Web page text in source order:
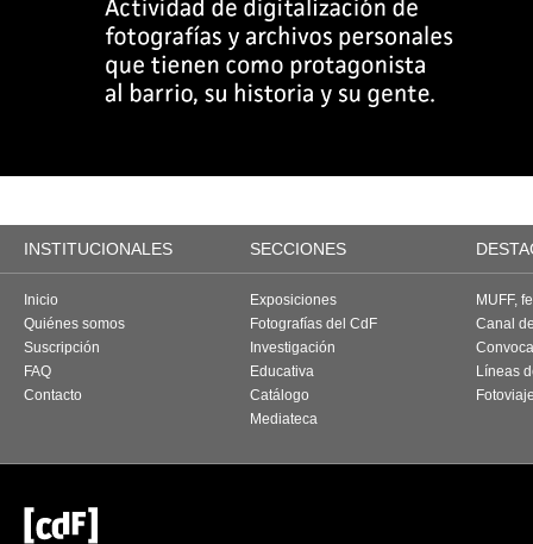
INSTITUCIONALES SECCIONES
Inicio
Quiénes somos
Suscripción
FAQ
Contacto
Exposiciones
Fotografías del CdF
Investigación
Educativa
Catálogo
Mediateca
MUFF,
Canal
Líneas